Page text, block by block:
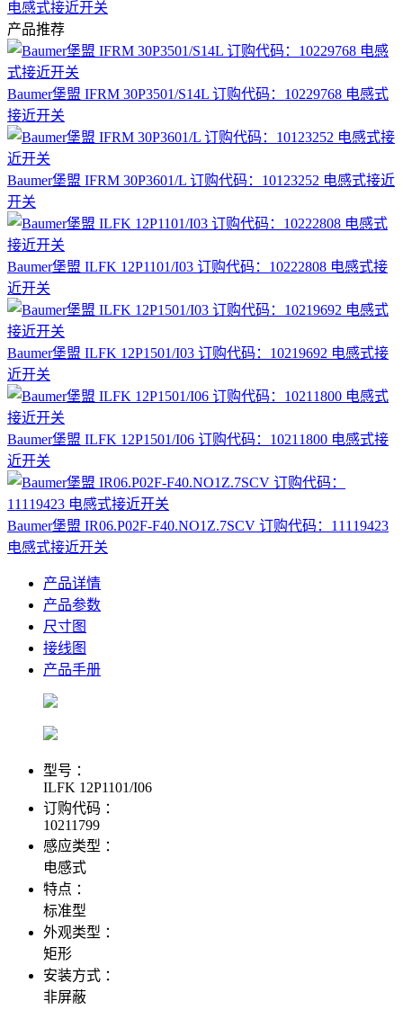
电感式接近开关
产品推荐
Baumer堡盟 IFRM 30P3501/S14L 订购代码：10229768 电感式
接近开关
Baumer堡盟 IFRM 30P3601/L 订购代码：10123252 电感式接近
开关
Baumer堡盟 ILFK 12P1101/I03 订购代码：10222808 电感式接
近开关
Baumer堡盟 ILFK 12P1501/I03 订购代码：10219692 电感式接
近开关
Baumer堡盟 ILFK 12P1501/I06 订购代码：10211800 电感式接
近开关
Baumer堡盟 IR06.P02F-F40.NO1Z.7SCV 订购代码：11119423
电感式接近开关
产品详情
产品参数
尺寸图
接线图
产品手册
型号 ：
ILFK 12P1101/I06
订购代码 ：
10211799
感应类型 ：
电感式
特点 ：
标准型
外观类型 ：
矩形
安装方式 ：
非屏蔽